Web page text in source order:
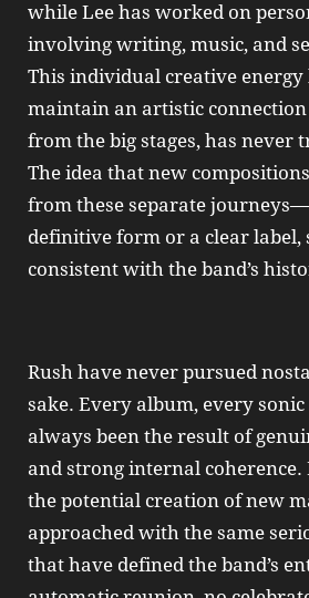
while Lee has worked on
involving writing, music, and
This individual creative energy
maintain an artistic
from the big stages, has never
The idea that new
from these separate
definitive form or a clear label,
consistent with the band’s
Rush have never pursued
sake. Every album, every
always been the result of
and strong internal coherence.
the potential creation of new
approached with the same
that have defined the band’s